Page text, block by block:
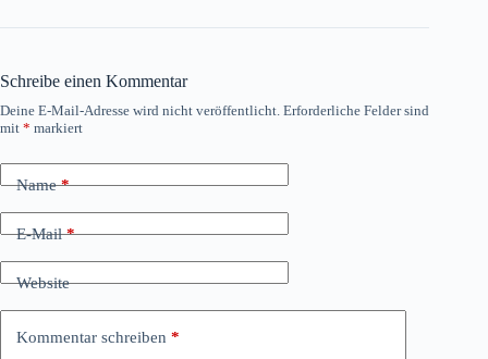
Schreibe einen Kommentar
Deine E-Mail-Adresse wird nicht veröffentlicht. Erforderliche Felder sind
mit * markiert
Name*
E-Mail*
Website
Kommentar schreiben *